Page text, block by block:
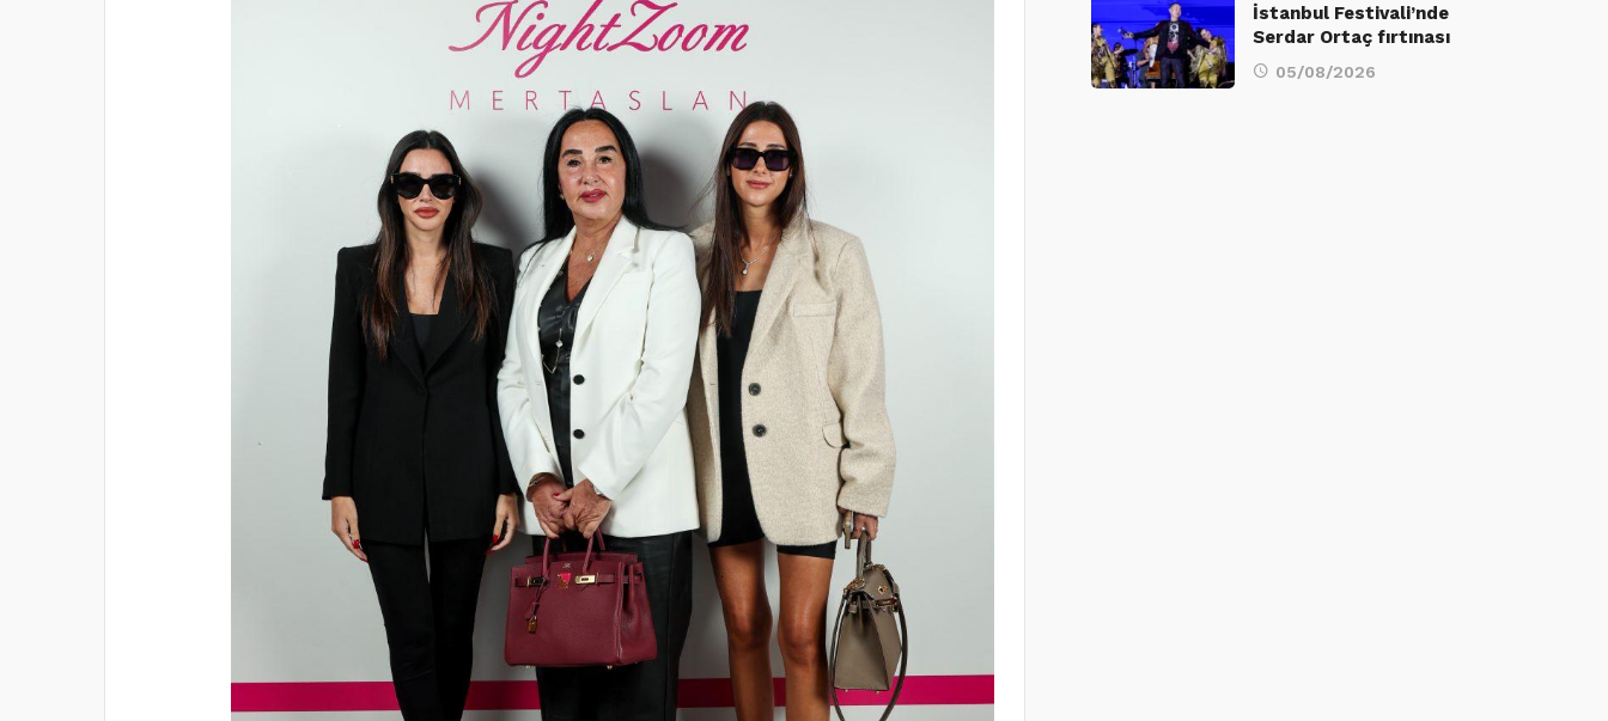
İstanbul Festivali’nde
Serdar Ortaç fırtınası
05/08/2026